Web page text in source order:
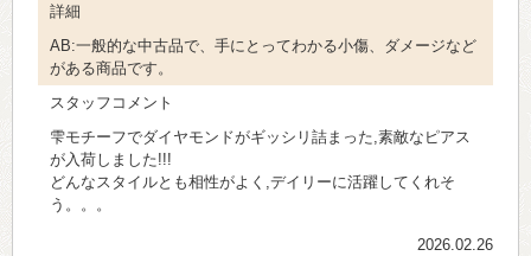
詳細
AB:一般的な中古品で、手にとってわかる小傷、ダメージなど
がある商品です。
スタッフコメント
雫モチーフでダイヤモンドがギッシリ詰まった,素敵なピアス
が入荷しました!!!
どんなスタイルとも相性がよく,デイリーに活躍してくれそ
う。。。
2026.02.26